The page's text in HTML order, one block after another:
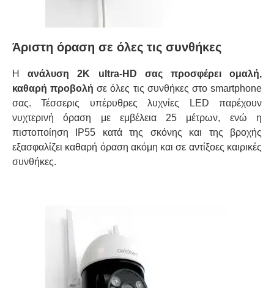
Άριστη όραση σε όλες τις συνθήκες
Ηανάλυση 2K ultra-HD σας προσφέρει ομαλή,
καθαρή προβολή σε όλες τις συνθήκες στο smartphone
σας. Τέσσερις υπέρυθρες λυχνίες LED παρέχουν
νυχτερινή όραση με εμβέλεια 25 μέτρων, ενώ η
πιστοποίηση IP55 κατά της σκόνης και της βροχής
εξασφαλίζει καθαρή όραση ακόμη και σε αντίξοες καιρικές
συνθήκες.